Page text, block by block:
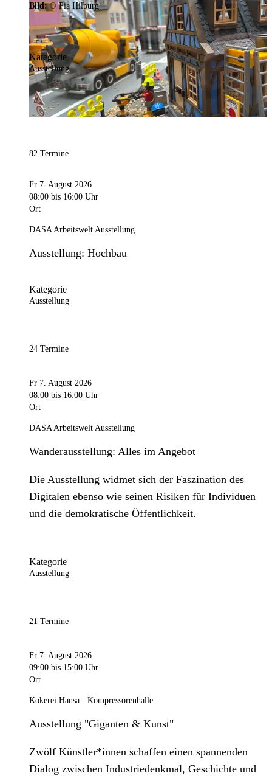
Bild:© Pia Hilburg
Kategorie
Ausstellung
82 Termine
Fr 7. August 2026
08:00 bis 16:00 Uhr
Ort
DASA Arbeitswelt Ausstellung
Ausstellung: Hochbau
Kategorie
Ausstellung
24 Termine
Fr 7. August 2026
08:00 bis 16:00 Uhr
Ort
DASA Arbeitswelt Ausstellung
Wanderausstellung: Alles im Angebot
Die Ausstellung widmet sich der Faszination des
Digitalen ebenso wie seinen Risiken für Individuen
und die demokratische Öffentlichkeit.
Kategorie
Ausstellung
21 Termine
Fr 7. August 2026
09:00 bis 15:00 Uhr
Ort
Kokerei Hansa - Kompressorenhalle
Ausstellung "Giganten & Kunst"
Zwölf Künstler*innen schaffen einen spannenden
Dialog zwischen Industriedenkmal, Geschichte und